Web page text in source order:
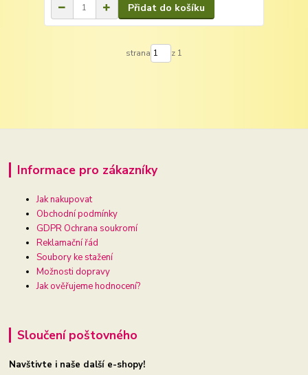
Přidat do košíku
strana z 1
Informace pro zákazníky
Jak nakupovat
Obchodní podmínky
GDPR Ochrana soukromí
Reklamační řád
Soubory ke stažení
Možnosti dopravy
Jak ověřujeme hodnocení?
Sloučení poštovného
Navštivte i naše další e-shopy!